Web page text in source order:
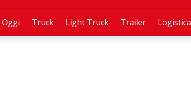
Oggi Truck Light Truck Trailer Logistica